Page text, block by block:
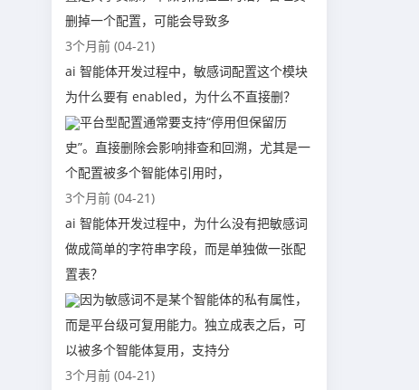
删掉一个配置，可能会导致多
3个月前 (04-21)
ai 智能体开发过程中，敏感词配置这个模块
为什么要有 enabled，为什么不直接删？
平台型配置通常要支持“停用但保留历
史”。直接删除会影响排查和回溯，尤其是一
个配置被多个智能体引用时，
3个月前 (04-21)
ai 智能体开发过程中，为什么没有把敏感词
做成简单的字符串字段，而是单独做一张配
置表？
因为敏感词不是某个智能体的私有属性，
而是平台级可复用能力。独立成表之后，可
以被多个智能体复用，支持分
3个月前 (04-21)